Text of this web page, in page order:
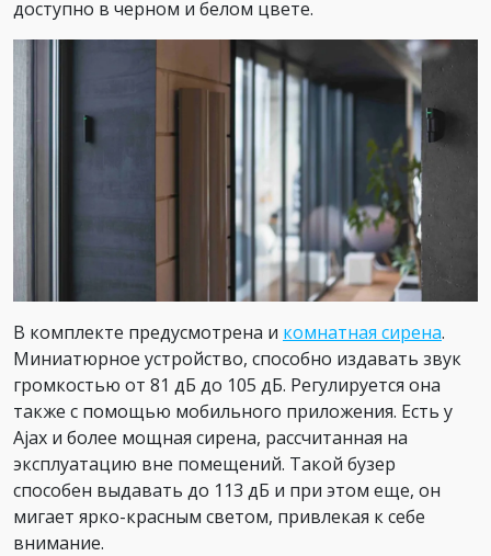
доступно в черном и белом цвете.
В комплекте предусмотрена и комнатная сирена.
Миниатюрное устройство, способно издавать звук
громкостью от 81 дБ до 105 дБ. Регулируется она
также с помощью мобильного приложения. Есть у
Ajax и более мощная сирена, рассчитанная на
эксплуатацию вне помещений. Такой бузер
способен выдавать до 113 дБ и при этом еще, он
мигает ярко-красным светом, привлекая к себе
внимание.